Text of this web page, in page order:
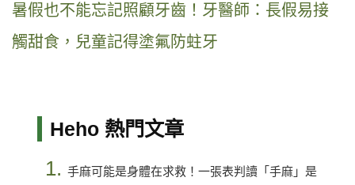
暑假也不能忘記照顧牙齒！牙醫師：長假易接
觸甜食，兒童記得塗氟防蛀牙
Heho 熱門文章
1. 手麻可能是身體在求救！一張表判讀「手麻」是